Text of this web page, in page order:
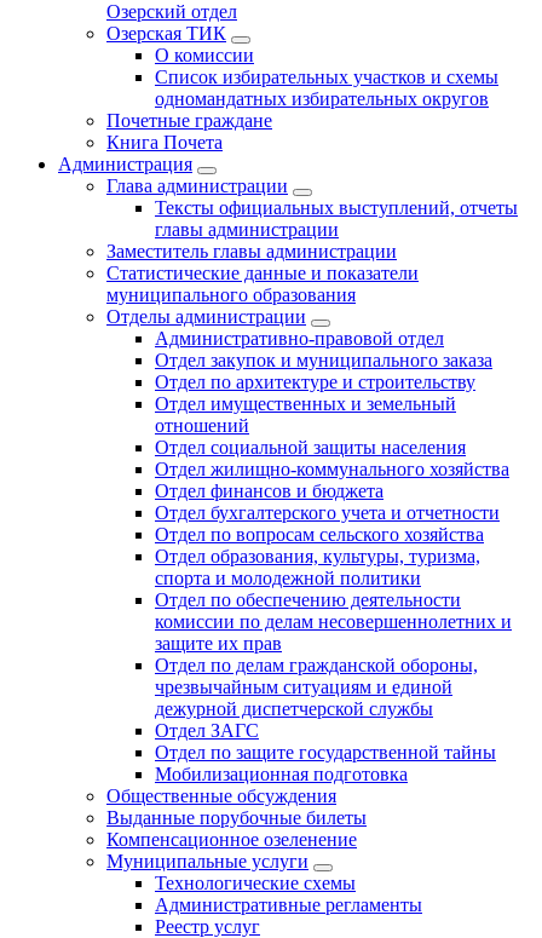
Озерский отдел
Озерская ТИК
О комиссии
Список избирательных участков и схемы
одномандатных избирательных округов
Почетные граждане
Книга Почета
Администрация
Глава администрации
Тексты официальных выступлений, отчеты
главы администрации
Заместитель главы администрации
Статистические данные и показатели
муниципального образования
Отделы администрации
Административно-правовой отдел
Отдел закупок и муниципального заказа
Отдел по архитектуре и строительству
Отдел имущественных и земельный
отношений
Отдел социальной защиты населения
Отдел жилищно-коммунального хозяйства
Отдел финансов и бюджета
Отдел бухгалтерского учета и отчетности
Отдел по вопросам сельского хозяйства
Отдел образования, культуры, туризма,
спорта и молодежной политики
Отдел по обеспечению деятельности
комиссии по делам несовершеннолетних и
защите их прав
Отдел по делам гражданской обороны,
чрезвычайным ситуациям и единой
дежурной диспетчерской службы
Отдел ЗАГС
Отдел по защите государственной тайны
Мобилизационная подготовка
Общественные обсуждения
Выданные порубочные билеты
Компенсационное озеленение
Муниципальные услуги
Технологические схемы
Административные регламенты
Реестр услуг